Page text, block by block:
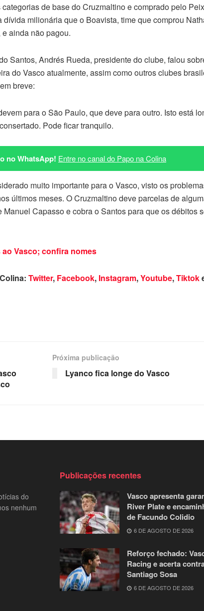
de base do Cruzmaltino e comprado pelo
milionária que o Boavista, time que comprou
ainda não pagou.
Santos, Andrés Rueda, presidente do clube, falou
do Vasco atualmente, assim como outros clubes
breve:
para o São Paulo, que deve para outro. Isto está
Pode ficar tranquilo.
no WhatsApp! Entre no canal do Papo na Colina
muito importante para o Vasco, visto os
últimos meses. O Cruzmaltino deve parcelas de
Capasso e cobra o Santos para que os débitos
Vasco; confira nomes
Twitter, Facebook, Instagram,Youtube,Tiktok
Próxima publicação
Lyanco fica longe do Vasco
do
nenhum
Publicações recentes
Vasco apresenta
River Plate e
de Facundo Colidio
6 DE AGOSTO DE 2026
Reforço fechado:
Racing e acerta
Santiago Sosa
6 DE AGOSTO DE 2026